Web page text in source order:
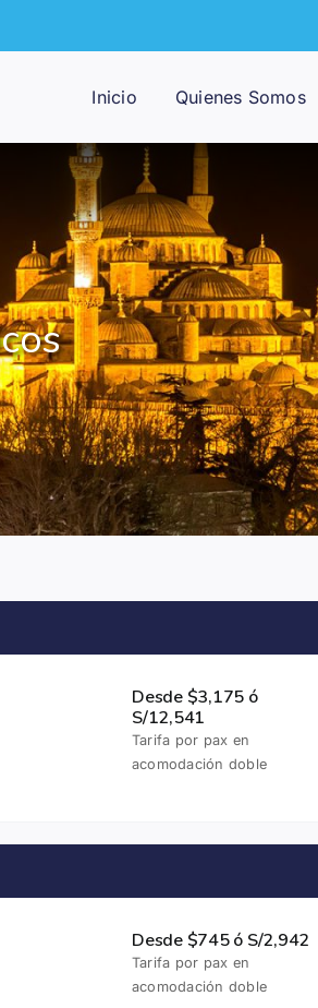
Inicio Quienes Somos
Desde $3,175 ó
S/12,541
Tarifa por pax en
acomodación doble
Desde $745 ó S/2,942
Tarifa por pax en
acomodación doble